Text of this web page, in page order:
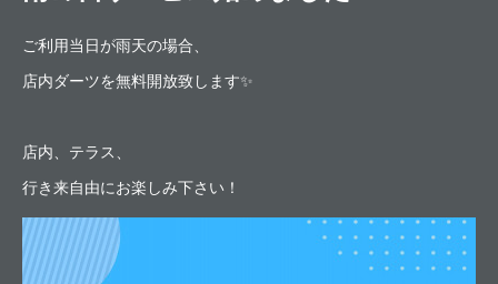
ご利用当日が雨天の場合、
店内ダーツを無料開放致します✨
店内、テラス、
行き来自由にお楽しみ下さい！